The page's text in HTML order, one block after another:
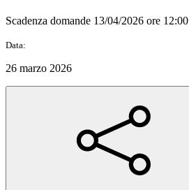
Scadenza domande 13/04/2026 ore 12:00
Data:
26 marzo 2026